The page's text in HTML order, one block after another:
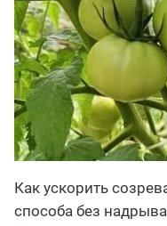
Как ускорить
способа без